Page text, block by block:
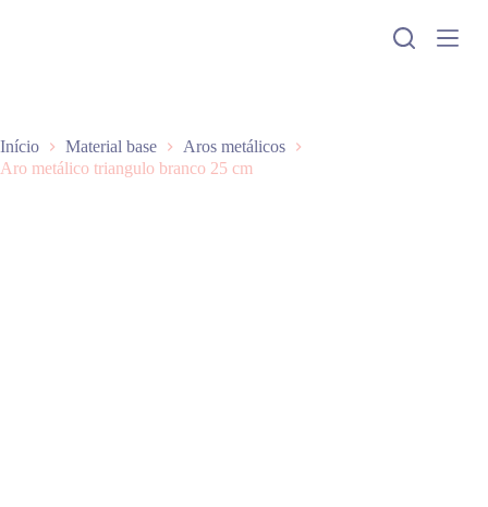
a
r
a
Início Material base
Aros metálicos
Aro metálico triangulo branco 25 cm